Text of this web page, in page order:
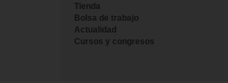
Tienda
Bolsa de trabajo
Actualidad
Cursos y congresos